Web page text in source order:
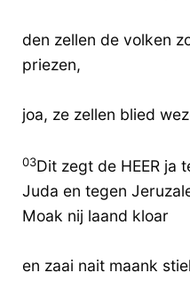
den zellen de volken
priezen,
joa, ze zellen blied
03Dit zegt de HEER ja
Juda en tegen
Moak nij laand kloar
en zaai nait maank